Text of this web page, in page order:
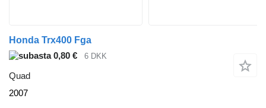
Honda Trx400 Fga
0,80 €
6 DKK
Quad
2007